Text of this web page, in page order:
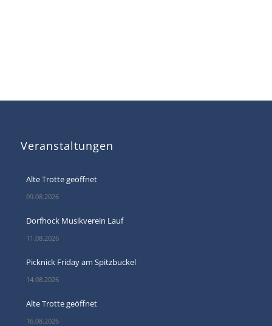
Veranstaltungen
Alte Trotte geöffnet
09.08.2026
Dorfhock Musikverein Lauf
11.08.2026
Picknick Friday am Spitzbuckel
14.08.2026
Alte Trotte geöffnet
16.08.2026